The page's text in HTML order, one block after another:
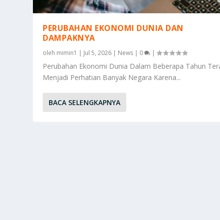
PERUBAHAN EKONOMI DUNIA DAN
DAMPAKNYA
oleh mimin1 | Jul 5, 2026 | News | 0 |
Perubahan Ekonomi Dunia Dalam Beberapa Tahun
Menjadi Perhatian Banyak Negara Karena...
BACA SELENGKAPNYA